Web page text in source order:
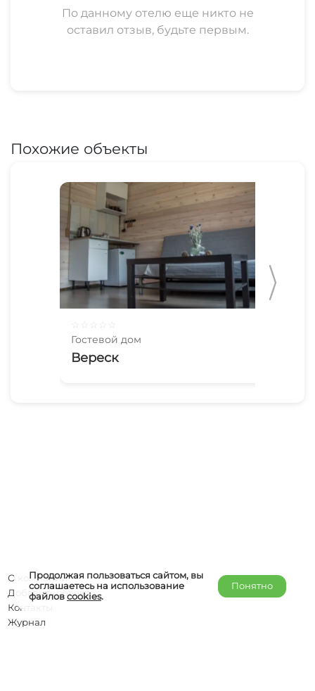
По данному отелю еще никто не
оставил отзыв, будьте первым.
Похожие объекты
Гостевой дом
Вереск
Продолжая пользоваться сайтом, вы
соглашаетесь на использование
файловcookies.
Понятно
О компании
Добавить объект
Контакты
Журнал